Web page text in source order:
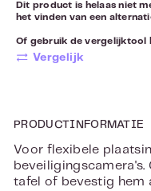
Dit product is helaas niet
het vinden van een
Of gebruik de vergelijktool
Vergelijk
PRODUCTINFORMATIE
Voor flexibele
tafel of bevestig hem